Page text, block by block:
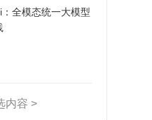
全模态统一大模型
内容 >